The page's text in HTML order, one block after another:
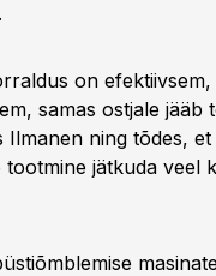
on efektiivsem,
samas ostjale jääb
Ilmanen ning tõdes,
jätkuda veel